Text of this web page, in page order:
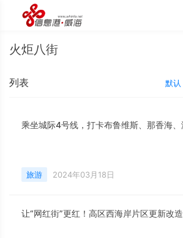
火炬八街
列表 默认
旅游 2024年03月18日